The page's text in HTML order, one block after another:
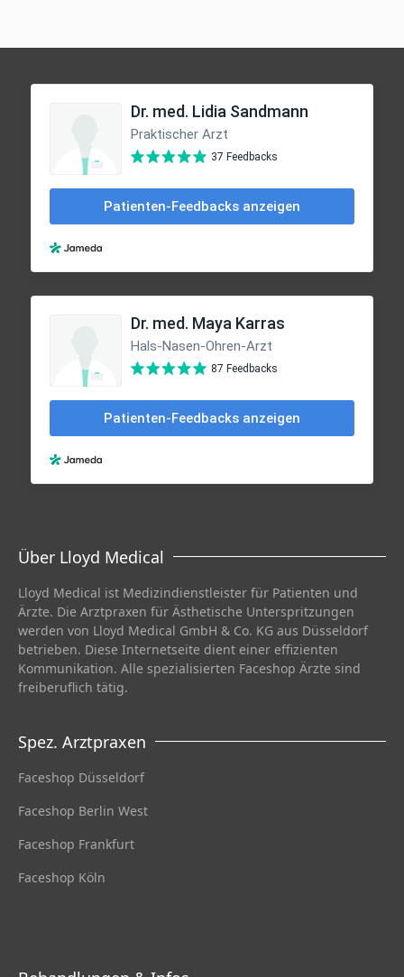
Über Lloyd Medical
Lloyd Medical ist Medizindienstleister für Patienten und
Ärzte. Die Arztpraxen für Ästhetische Unterspritzungen
werden von Lloyd Medical GmbH & Co. KG aus Düsseldorf
betrieben. Diese Internetseite dient einer effizienten
Kommunikation. Alle spezialisierten Faceshop Ärzte sind
freiberuflich tätig.
Spez. Arztpraxen
Faceshop Düsseldorf
Faceshop Berlin West
Faceshop Frankfurt
Faceshop Köln